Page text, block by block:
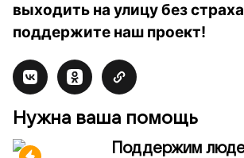
выходить на улицу без
поддержите наш проект!
Нужна ваша помощь
Поддержим